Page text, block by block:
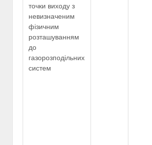
точки виходу з
невизначеним
фізичним
розташуванням
до
газорозподільних
систем